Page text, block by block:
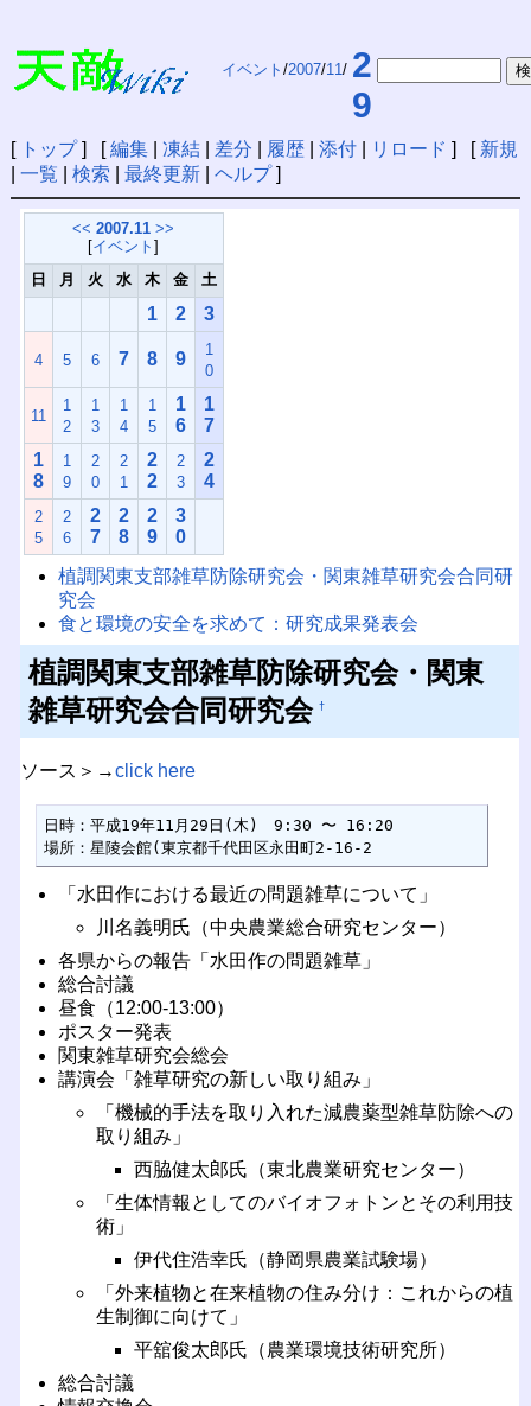
イベント /2007/11/ 2
9
[ トップ] [編集| 凍結| 差分 履歴| 添付| リロード ] [ 新規
一覧 検索 最終更新| ヘルプ]
<< 2007.11 >>
[イベント]
日
月 火 水 木 金 土
1 2 3
4 5 6 7 8 9
1
0
11
1
2
1
3
1
4
1
5
1
6
1
7
1
8
1
9
2
0
2
1
2
2
2
3
2
4
2
5
2
6
2
7
2
8
2
9
3
0
植調関東支部雑草防除研究会・関東雑草研究会合同研
究会
食と環境の安全を求めて：研究成果発表会
植調関東支部雑草防除研究会・関東
雑草研究会合同研究会 †
ソース＞→click here
日時：平成19年11月29日(木)　9:30 〜 16:20
場所：星陵会館(東京都千代田区永田町2-16-2
「水田作における最近の問題雑草について」
川名義明氏（中央農業総合研究センター）
各県からの報告「水田作の問題雑草」
総合討議
昼食（12:00-13:00）
ポスター発表
関東雑草研究会総会
講演会「雑草研究の新しい取り組み」
「機械的手法を取り入れた減農薬型雑草防除への
取り組み」
西脇健太郎氏（東北農業研究センター）
「生体情報としてのバイオフォトンとその利用技
術」
伊代住浩幸氏（静岡県農業試験場）
「外来植物と在来植物の住み分け：これからの植
生制御に向けて」
平舘俊太郎氏（農業環境技術研究所）
総合討議